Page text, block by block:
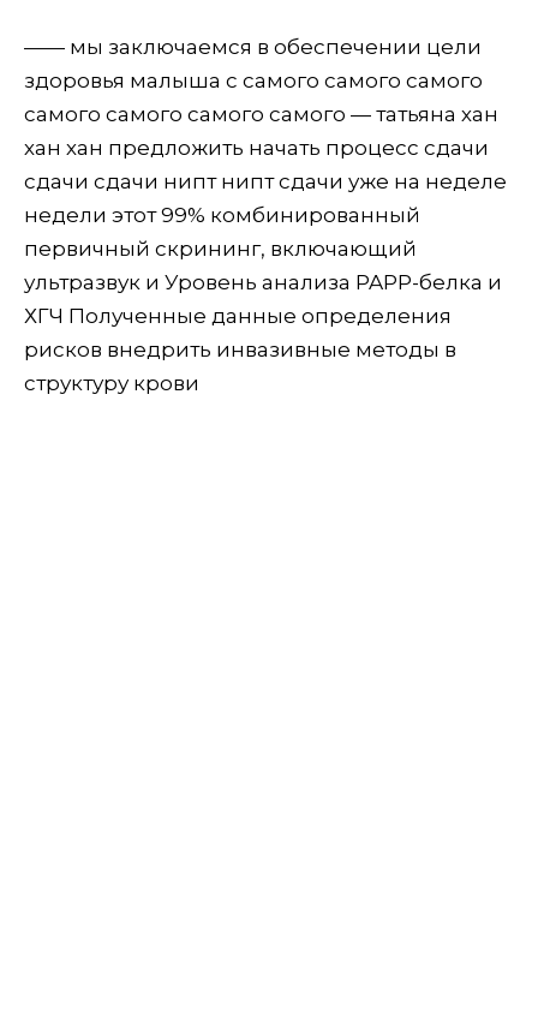
—— мы заключаемся в обеспечении цели
здоровья малыша с самого самого самого
самого самого самого самого — татьяна хан
хан хан предложить начать процесс сдачи
сдачи сдачи нипт нипт сдачи уже на неделе
недели этот 99% комбинированный
первичный скрининг, включающий
ультразвук и Уровень анализа PAPP-белка и
ХГЧ Полученные данные определения
рисков внедрить инвазивные методы в
структуру крови